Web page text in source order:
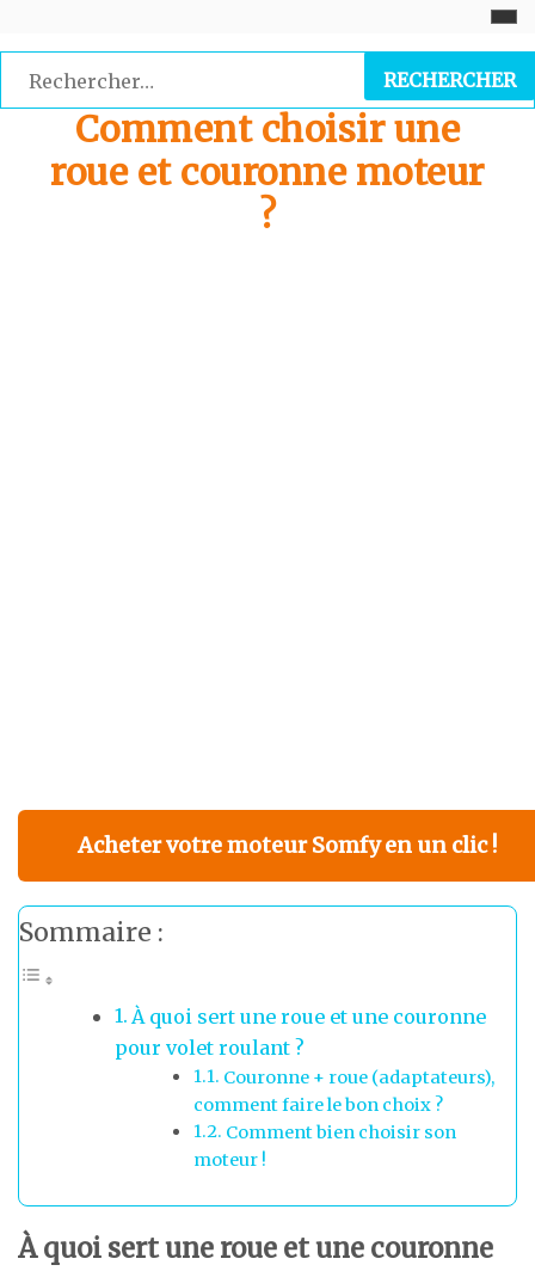
content
Rechercher :
Comment choisir une
roue et couronne moteur
?
Acheter votre moteur Somfy en un clic !
Sommaire :
À quoi sert une roue et une couronne
pour volet roulant ?
Couronne + roue (adaptateurs),
comment faire le bon choix ?
Comment bien choisir son
moteur !
À quoi sert une roue et une couronne